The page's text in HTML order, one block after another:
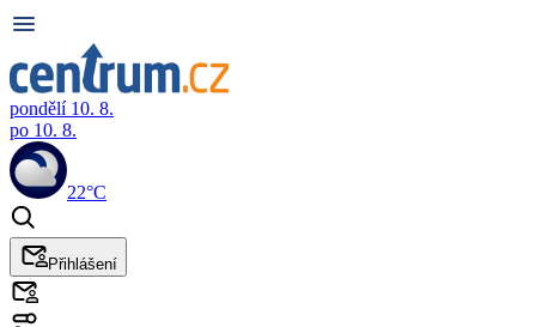
pondělí 10. 8.
po 10. 8.
22°C
Přihlášení